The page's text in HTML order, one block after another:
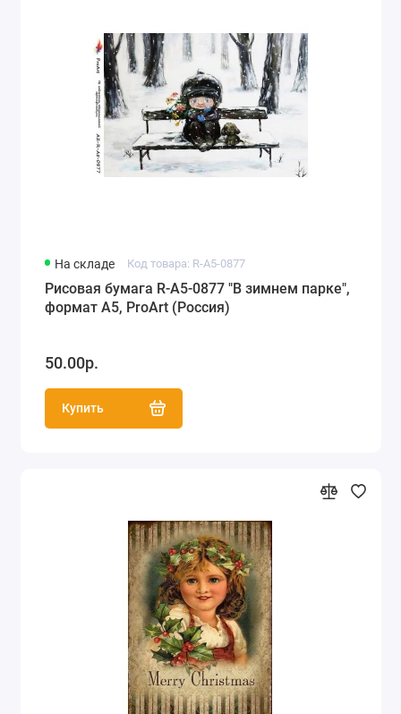
На складе Код товара: R-A5-0877
Рисовая бумага R-A5-0877 "В зимнем парке",
формат А5, ProArt (Россия)
50.00р.
Купить